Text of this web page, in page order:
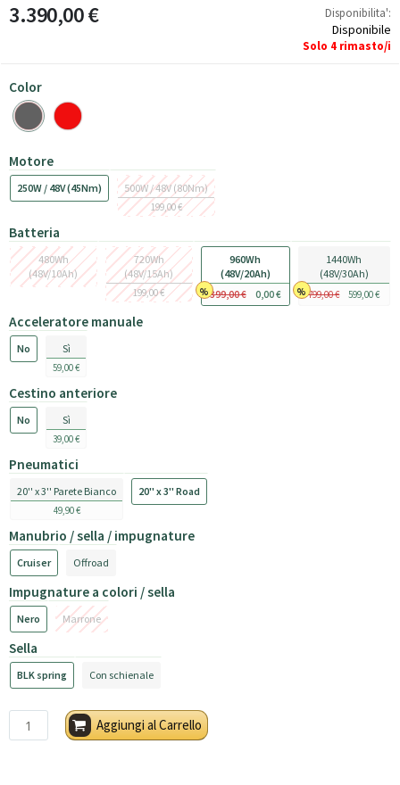
3.390,00 € Disponibilita':
Disponibile
Solo 4 rimasto/i
Color
Motore
250W / 48V (45Nm) 500W / 48V (80Nm)
199,00 €
Batteria
480Wh
(48V/10Ah)
720Wh
(48V/15Ah)
199,00 €
960Wh
(48V/20Ah)
399,00 € 0,00 €
1440Wh
(48V/30Ah)
799,00 € 599,00 €
Acceleratore manuale
No Sì
59,00 €
Cestino anteriore
No Sì
39,00 €
Pneumatici
20'' x 3'' Parete Bianco
49,90 €
20'' x 3'' Road
Manubrio / sella / impugnature
Cruiser Offroad
Impugnature a colori / sella
Nero Marrone
Sella
BLK spring Con schienale
Aggiungi al Carrello